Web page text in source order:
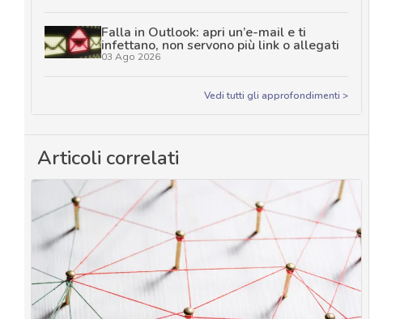
Falla in Outlook: apri un’e-mail e ti
infettano, non servono più link o allegati
03 Ago 2026
Vedi tutti gli approfondimenti >
Articoli correlati